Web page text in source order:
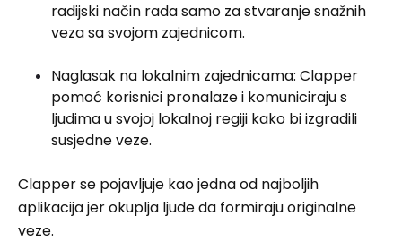
radijski način rada samo za stvaranje snažnih
veza sa svojom zajednicom.
Naglasak na lokalnim zajednicama: Clapper
pomoć korisnici pronalaze i komuniciraju s
ljudima u svojoj lokalnoj regiji kako bi izgradili
susjedne veze.
Clapper se pojavljuje kao jedna od najboljih
aplikacija jer okuplja ljude da formiraju originalne
veze.